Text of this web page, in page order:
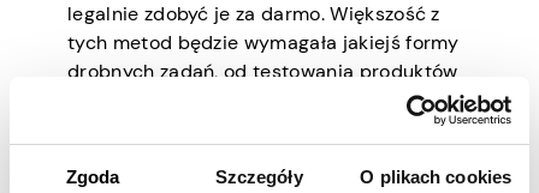
Zgoda Szczegóły O plikach cookies
legalnie zdobyć je za darmo. Większość z
tych metod będzie wymagała jakiejś formy
drobnych zadań, od testowania produktów
Wypełnianie ankiet jest najczęstszym
sposobem, ponieważ jest najmniej